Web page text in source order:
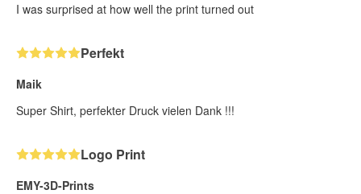
I was surprised at how well the print turned out
Perfekt
Maik
Super Shirt, perfekter Druck vielen Dank !!!
Logo Print
EMY-3D-Prints